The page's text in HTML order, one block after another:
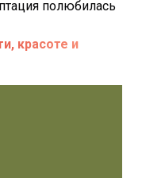
полюбилась
красоте и